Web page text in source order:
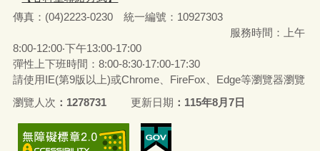
傳真：(04)2223-0230 統一編號 ： 10927303
服務時間：上午
8:00-12:00‧下午13:00-17:00
彈性上下班時間：8:00-8:30‧17:00-17:30
請使用IE(第9版以上)或Chrome、FireFox、Edge等瀏覽器瀏覽
瀏覽人次
1278731 更新日期 115年8月7日